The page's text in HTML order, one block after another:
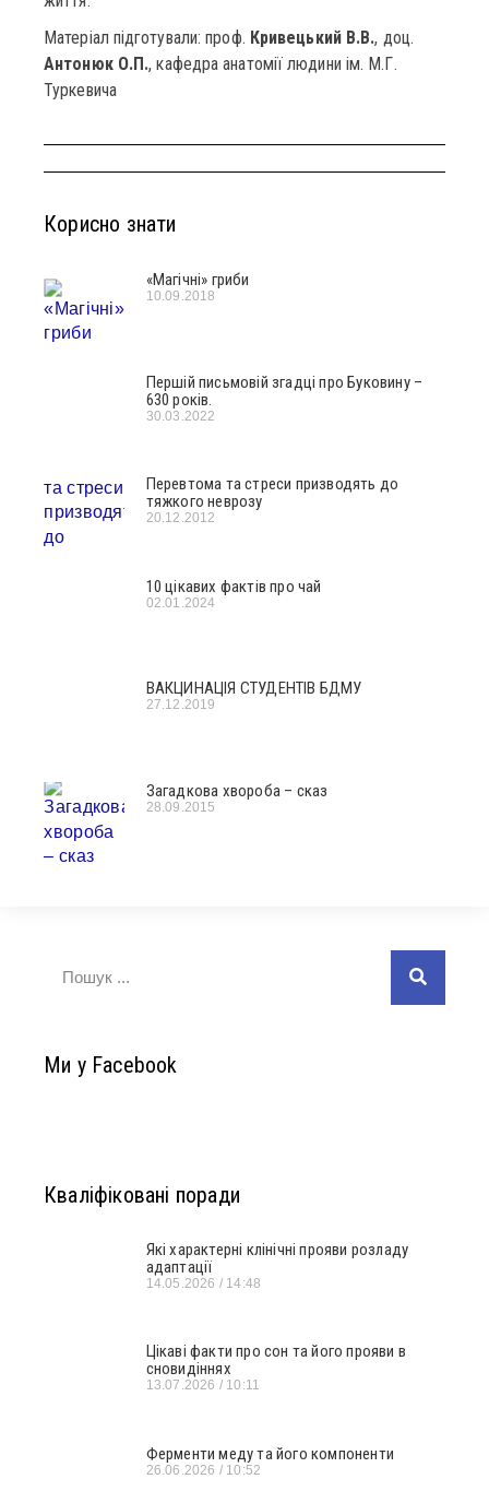
Матеріал підготували: проф. Кривецький В.В., доц.
Антонюк О.П., кафедра анатомії людини ім. М.Г.
Туркевича
Корисно знати
«Магічні» гриби
10.09.2018
Першій письмовій згадці про Буковину –
630 років.
30.03.2022
Перевтома та стреси призводять до
тяжкого неврозу
20.12.2012
10 цікавих фактів про чай
02.01.2024
ВАКЦИНАЦІЯ СТУДЕНТІВ БДМУ
27.12.2019
Загадкова хвороба – сказ
28.09.2015
Ми у Facebook
Кваліфіковані поради
Які характерні клінічні прояви розладу
адаптації
14.05.2026 14:48
Цікаві факти про сон та його прояви в
сновидіннях
13.07.2026 10:11
Ферменти меду та його компоненти
26.06.2026 10:52